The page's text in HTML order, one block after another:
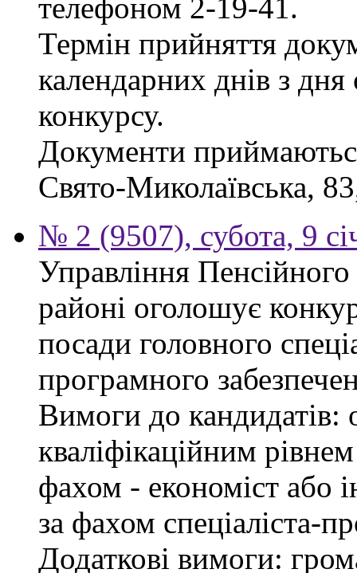
телефоном 2-19-41.
Термін прийняття
календарних днів з
конкурсу.
Документи
Свято-Миколаївська,
№ 2 (9507), субота, 9
Управління
районі оголошує
посади головного
програмного
Вимоги до кандидатів:
кваліфікаційним
фахом - економіст або
за фахом спеціаліста-
Додаткові вимоги: